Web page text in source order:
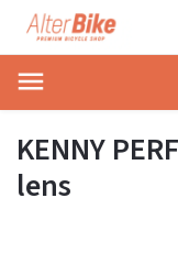
KENNY
lens